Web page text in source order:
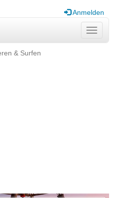
Anmelden
ein-/
& Surfen